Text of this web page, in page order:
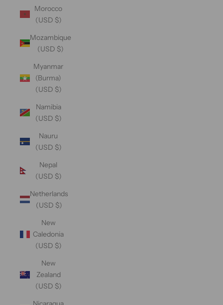
Morocco
(USD $)
Mozambique
(USD $)
Myanmar
(Burma)
(USD $)
Namibia
(USD $)
Nauru
(USD $)
Nepal
(USD $)
Netherlands
(USD $)
New
Caledonia
(USD $)
New
Zealand
(USD $)